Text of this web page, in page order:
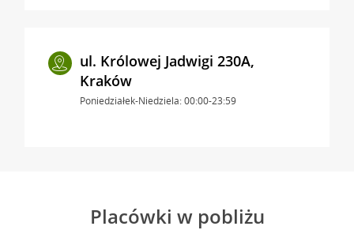
ul. Królowej Jadwigi 230A,
Kraków
Poniedziałek-Niedziela: 00:00-23:59
Placówki w pobliżu